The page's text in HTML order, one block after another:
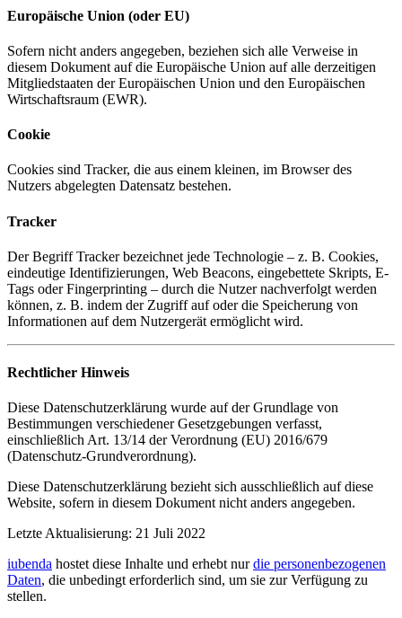
Europäische Union (oder EU)
Sofern nicht anders angegeben, beziehen sich alle Verweise in
diesem Dokument auf die Europäische Union auf alle derzeitigen
Mitgliedstaaten der Europäischen Union und den Europäischen
Wirtschaftsraum (EWR).
Cookie
Cookies sind Tracker, die aus einem kleinen, im Browser des
Nutzers abgelegten Datensatz bestehen.
Tracker
Der Begriff Tracker bezeichnet jede Technologie – z. B. Cookies,
eindeutige Identifizierungen, Web Beacons, eingebettete Skripts, E-
Tags oder Fingerprinting – durch die Nutzer nachverfolgt werden
können, z. B. indem der Zugriff auf oder die Speicherung von
Informationen auf dem Nutzergerät ermöglicht wird.
Rechtlicher Hinweis
Diese Datenschutzerklärung wurde auf der Grundlage von
Bestimmungen verschiedener Gesetzgebungen verfasst,
einschließlich Art. 13/14 der Verordnung (EU) 2016/679
(Datenschutz-Grundverordnung).
Diese Datenschutzerklärung bezieht sich ausschließlich auf diese
Website, sofern in diesem Dokument nicht anders angegeben.
Letzte Aktualisierung: 21 Juli 2022
iubenda hostet diese Inhalte und erhebt nurdie personenbezogenen
Daten, die unbedingt erforderlich sind, um sie zur Verfügung zu
stellen.